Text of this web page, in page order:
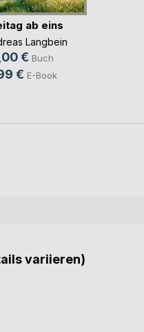
ab eins
Langbein
€ Buch
€ E-Book
variieren)